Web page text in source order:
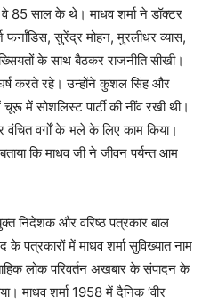
वे 85 साल के थे। माधव शर्मा ने डॉक्टर
फर्नांडिस, सुरेंद्र मोहन, मुरलीधर व्यास,
के साथ बैठकर राजनीति सीखी।
करते रहे। उन्होंने कुशल सिंह और
में सोशलिस्ट पार्टी की नींव रखी थी।
वर्गों के भले के लिए काम किया।
कि माधव जी ने जीवन पर्यन्त आम
निदेशक और वरिष्ठ पत्रकार बाल
पत्रकारों में माधव शर्मा सुविख्यात नाम
लोक परिवर्तन अखबार के संपादन के
माधव शर्मा 1958 में दैनिक ‘वीर